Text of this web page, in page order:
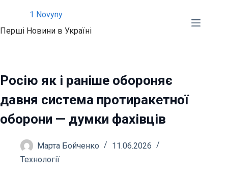
вмісту
1 Novyny
Перші Новини в Україні
Росію як і раніше обороняє
давня система протиракетної
оборони — думки фахівців
Марта Бойченко
11.06.2026
Технології